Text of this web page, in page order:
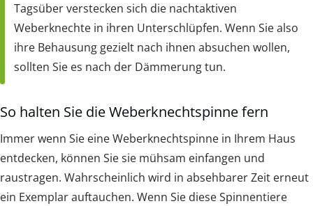
Tagsüber verstecken sich die nachtaktiven
Weberknechte in ihren Unterschlüpfen. Wenn Sie also
ihre Behausung gezielt nach ihnen absuchen wollen,
sollten Sie es nach der Dämmerung tun.
So halten Sie die Weberknechtspinne fern
Immer wenn Sie eine Weberknechtspinne in Ihrem Haus
entdecken, können Sie sie mühsam einfangen und
raustragen. Wahrscheinlich wird in absehbarer Zeit erneut
ein Exemplar auftauchen. Wenn Sie diese Spinnentiere